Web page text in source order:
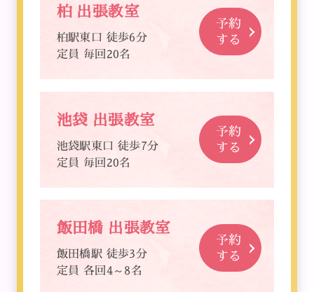
柏 出張教室
柏駅東口 徒歩6分
定員 毎回20名
予約
する
池袋 出張教室
池袋駅東口 徒歩7分
定員 毎回20名
予約
する
飯田橋 出張教室
飯田橋駅 徒歩3分
定員 各回4～8名
予約
する